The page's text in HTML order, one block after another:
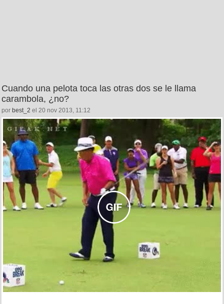
Cuando una pelota toca las otras dos se le llama
carambola, ¿no?
por best_2 el 20 nov 2013, 11:12